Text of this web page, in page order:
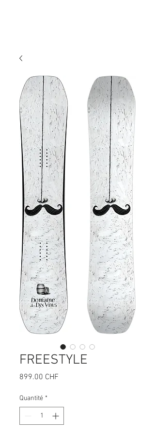
FREESTYLE
899.00 CHF
Quantité *